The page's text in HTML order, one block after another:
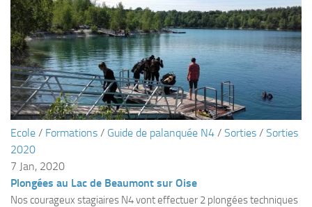
Environnement et Biologie Sub
Formations
Lac Merveilleux
AUDIOVISUEL
Photo
NAGE
NAP / NEV
Ecole / Formations / Guide de palanquée N4 / Sorties / Sorties
2020
7 Jan, 2020
Plongées au Lac de Beaumont sur Oise
Nos courageux stagiaires N4 vont effectuer 2 plongées techniques